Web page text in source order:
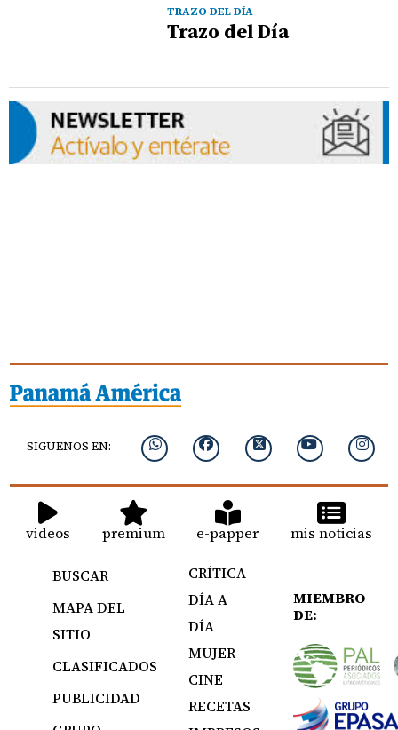
TRAZO DEL DÍA
Trazo del Día
SIGUENOS EN:
videos premium e-papper mis noticias
BUSCAR
MAPA DEL
SITIO
CLASIFICADOS
PUBLICIDAD
CRÍTICA
DÍA A
DÍA
MUJER
CINE
RECETAS
MIEMBRO
DE: